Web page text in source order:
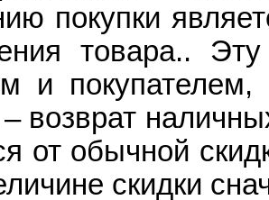
покупки
товара..
и
возврат
от обычной
скидки